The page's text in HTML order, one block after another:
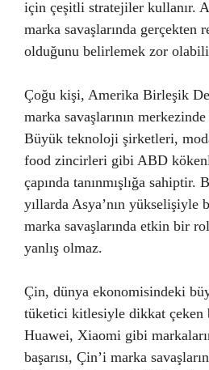
için çeşitli stratejiler kullanır.
marka savaşlarında gerçekten
olduğunu belirlemek zor
Çoğu kişi, Amerika Birleşik
marka savaşlarının
Büyük teknoloji şirketleri,
food zincirleri gibi ABD
çapında tanınmışlığa
yıllarda Asya’nın yükselişiyle
marka savaşlarında etkin bir
yanlış olmaz.
Çin, dünya ekonomisindeki
tüketici kitlesiyle dikkat çeken
Huawei, Xiaomi gibi
başarısı, Çin’i marka